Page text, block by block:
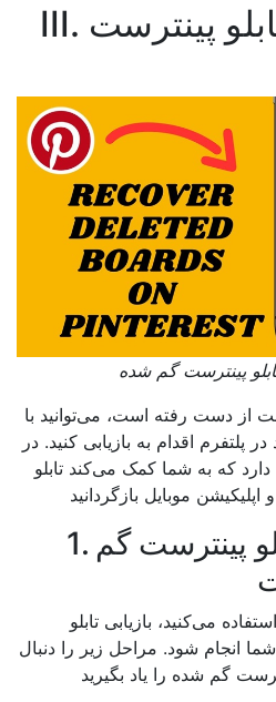
III. روش بازیابی تابلو پینترست
پینترست گم شده
از دست رفته است، می‌توانید با
پلتفرم اقدام به بازیابی کنید. در
که به شما کمک می‌کند تابلو
1. روش بازیابی تابلو پینترست گم
می‌کنید، بازیابی تابلو
انجام شود. مراحل زیر را دنبال